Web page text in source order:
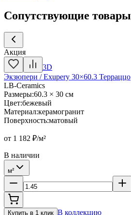
Сопутствующие товары
Акция
3D
Экзюпери / Exupery 30×60.3 Терраццо
LB-Ceramics
Размеры:60.3 × 30 см
Цвет:бежевый
Материал:керамогранит
Поверхность:матовый
от 1 182 ₽/м²
В наличии
м²
Купить в 1 клик В коллекцию